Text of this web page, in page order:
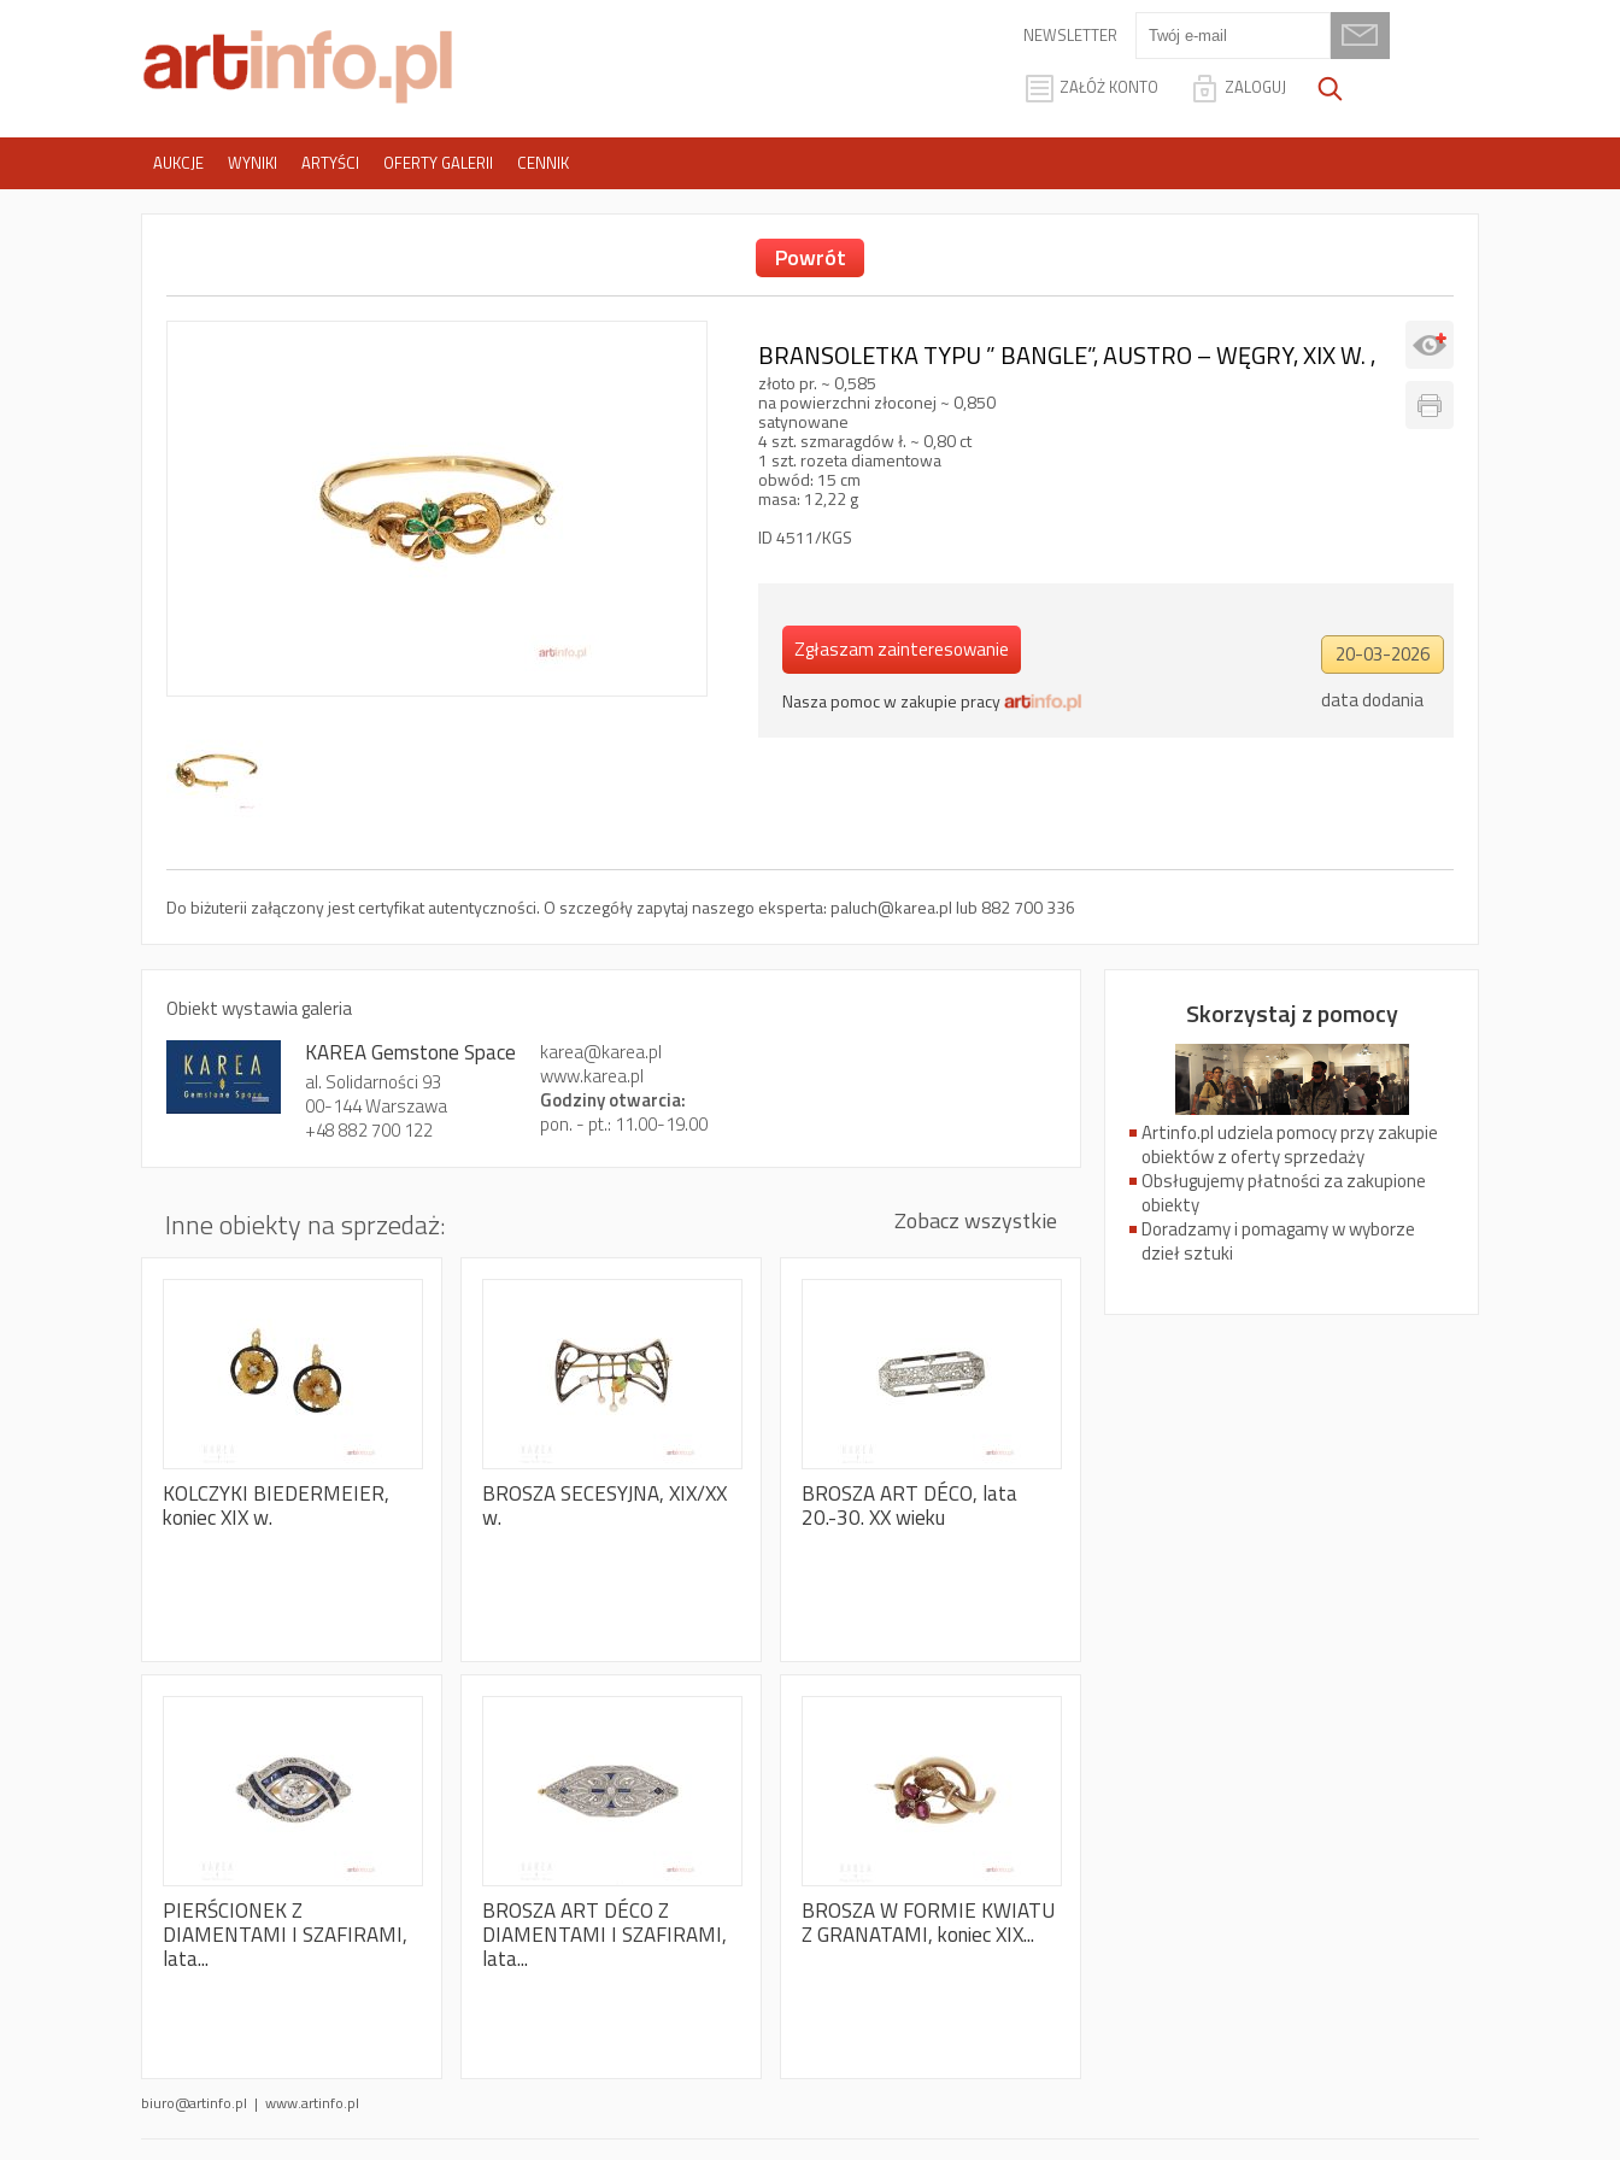
AUKCJE WYNIKI ARTYŚCI OFERTY GALERII CENNIK
NEWSLETTER
ZAŁÓŻ KONTO ZALOGUJ
Powrót
BRANSOLETKA TYPU ” BANGLE”, AUSTRO – WĘGRY, XIX W. ,
złoto pr. ~ 0,585
na powierzchni złoconej ~ 0,850
satynowane
4 szt. szmaragdów ł. ~ 0,80 ct
1 szt. rozeta diamentowa
obwód: 15 cm
masa: 12,22 g
ID 4511/KGS
Zgłaszam zainteresowanie
Nasza pomoc w zakupie pracy
20-03-2026
data dodania
Do biżuterii załączony jest certyfikat autentyczności. O szczegóły zapytaj naszego eksperta: paluch@karea.pl lub 882 700 336
Obiekt wystawia galeria
KAREA Gemstone Space
al. Solidarności 93
00-144 Warszawa
+48 882 700 122
karea@karea.pl
www.karea.pl
Godziny otwarcia:
pon. - pt.: 11.00-19.00
Inne obiekty na sprzedaż: Zobacz wszystkie
KOLCZYKI BIEDERMEIER,
koniec XIX w.
BROSZA SECESYJNA, XIX/XX
w.
BROSZA ART DÉCO, lata
20.-30. XX wieku
PIERŚCIONEK Z
DIAMENTAMI I SZAFIRAMI,
lata...
BROSZA ART DÉCO Z
DIAMENTAMI I SZAFIRAMI,
lata...
BROSZA W FORMIE KWIATU
Z GRANATAMI, koniec XIX...
Skorzystaj z pomocy
Artinfo.pl udziela pomocy przy zakupie
obiektów z oferty sprzedaży
Obsługujemy płatności za zakupione
obiekty
Doradzamy i pomagamy w wyborze
dzieł sztuki
biuro@artinfo.pl | www.artinfo.pl